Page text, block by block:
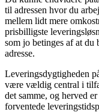
til adressen hvor du
mellem lidt mere
prisbilligste
som jo betinges af at du
adresse.
Leveringsdygtigheden
være vældig central i
det samme, og herved
forventede